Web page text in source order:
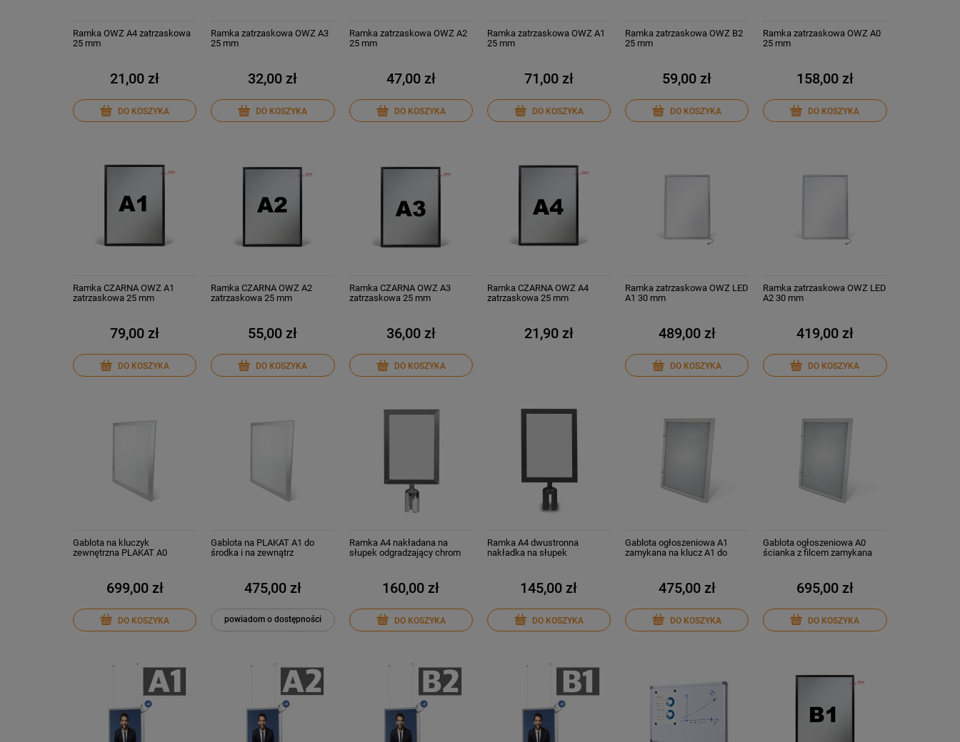
Ramka OWZ A4 zatrzaskowa
25 mm
21,00 zł
DO KOSZYKA
Ramka zatrzaskowa OWZ A3
25 mm
32,00 zł
DO KOSZYKA
Ramka zatrzaskowa OWZ A2
25 mm
47,00 zł
DO KOSZYKA
Ramka zatrzaskowa OWZ A1
25 mm
71,00 zł
DO KOSZYKA
Ramka zatrzaskowa OWZ B2
25 mm
59,00 zł
DO KOSZYKA
Ramka zatrzaskowa OWZ A0
25 mm
158,00 zł
DO KOSZYKA
Ramka CZARNA OWZ A1
zatrzaskowa 25 mm
79,00 zł
DO KOSZYKA
Ramka CZARNA OWZ A2
zatrzaskowa 25 mm
55,00 zł
DO KOSZYKA
Ramka CZARNA OWZ A3
zatrzaskowa 25 mm
36,00 zł
DO KOSZYKA
Ramka CZARNA OWZ A4
zatrzaskowa 25 mm
21,90 zł
Ramka zatrzaskowa OWZ LED
A1 30 mm
489,00 zł
DO KOSZYKA
Ramka zatrzaskowa OWZ LED
A2 30 mm
419,00 zł
DO KOSZYKA
Gablota na kluczyk
zewnętrzna PLAKAT A0
699,00 zł
DO KOSZYKA
Gablota na PLAKAT A1 do
środka i na zewnątrz
475,00 zł
powiadom o dostępności
Ramka A4 nakładana na
słupek odgradzający chrom
160,00 zł
DO KOSZYKA
Ramka A4 dwustronna
nakładka na słupek
145,00 zł
DO KOSZYKA
Gablota ogłoszeniowa A1
zamykana na klucz A1 do
475,00 zł
DO KOSZYKA
Gablota ogłoszeniowa A0
ścianka z filcem zamykana
695,00 zł
DO KOSZYKA